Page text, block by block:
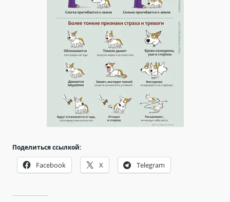
Поделиться ссылкой:
Facebook X Telegram